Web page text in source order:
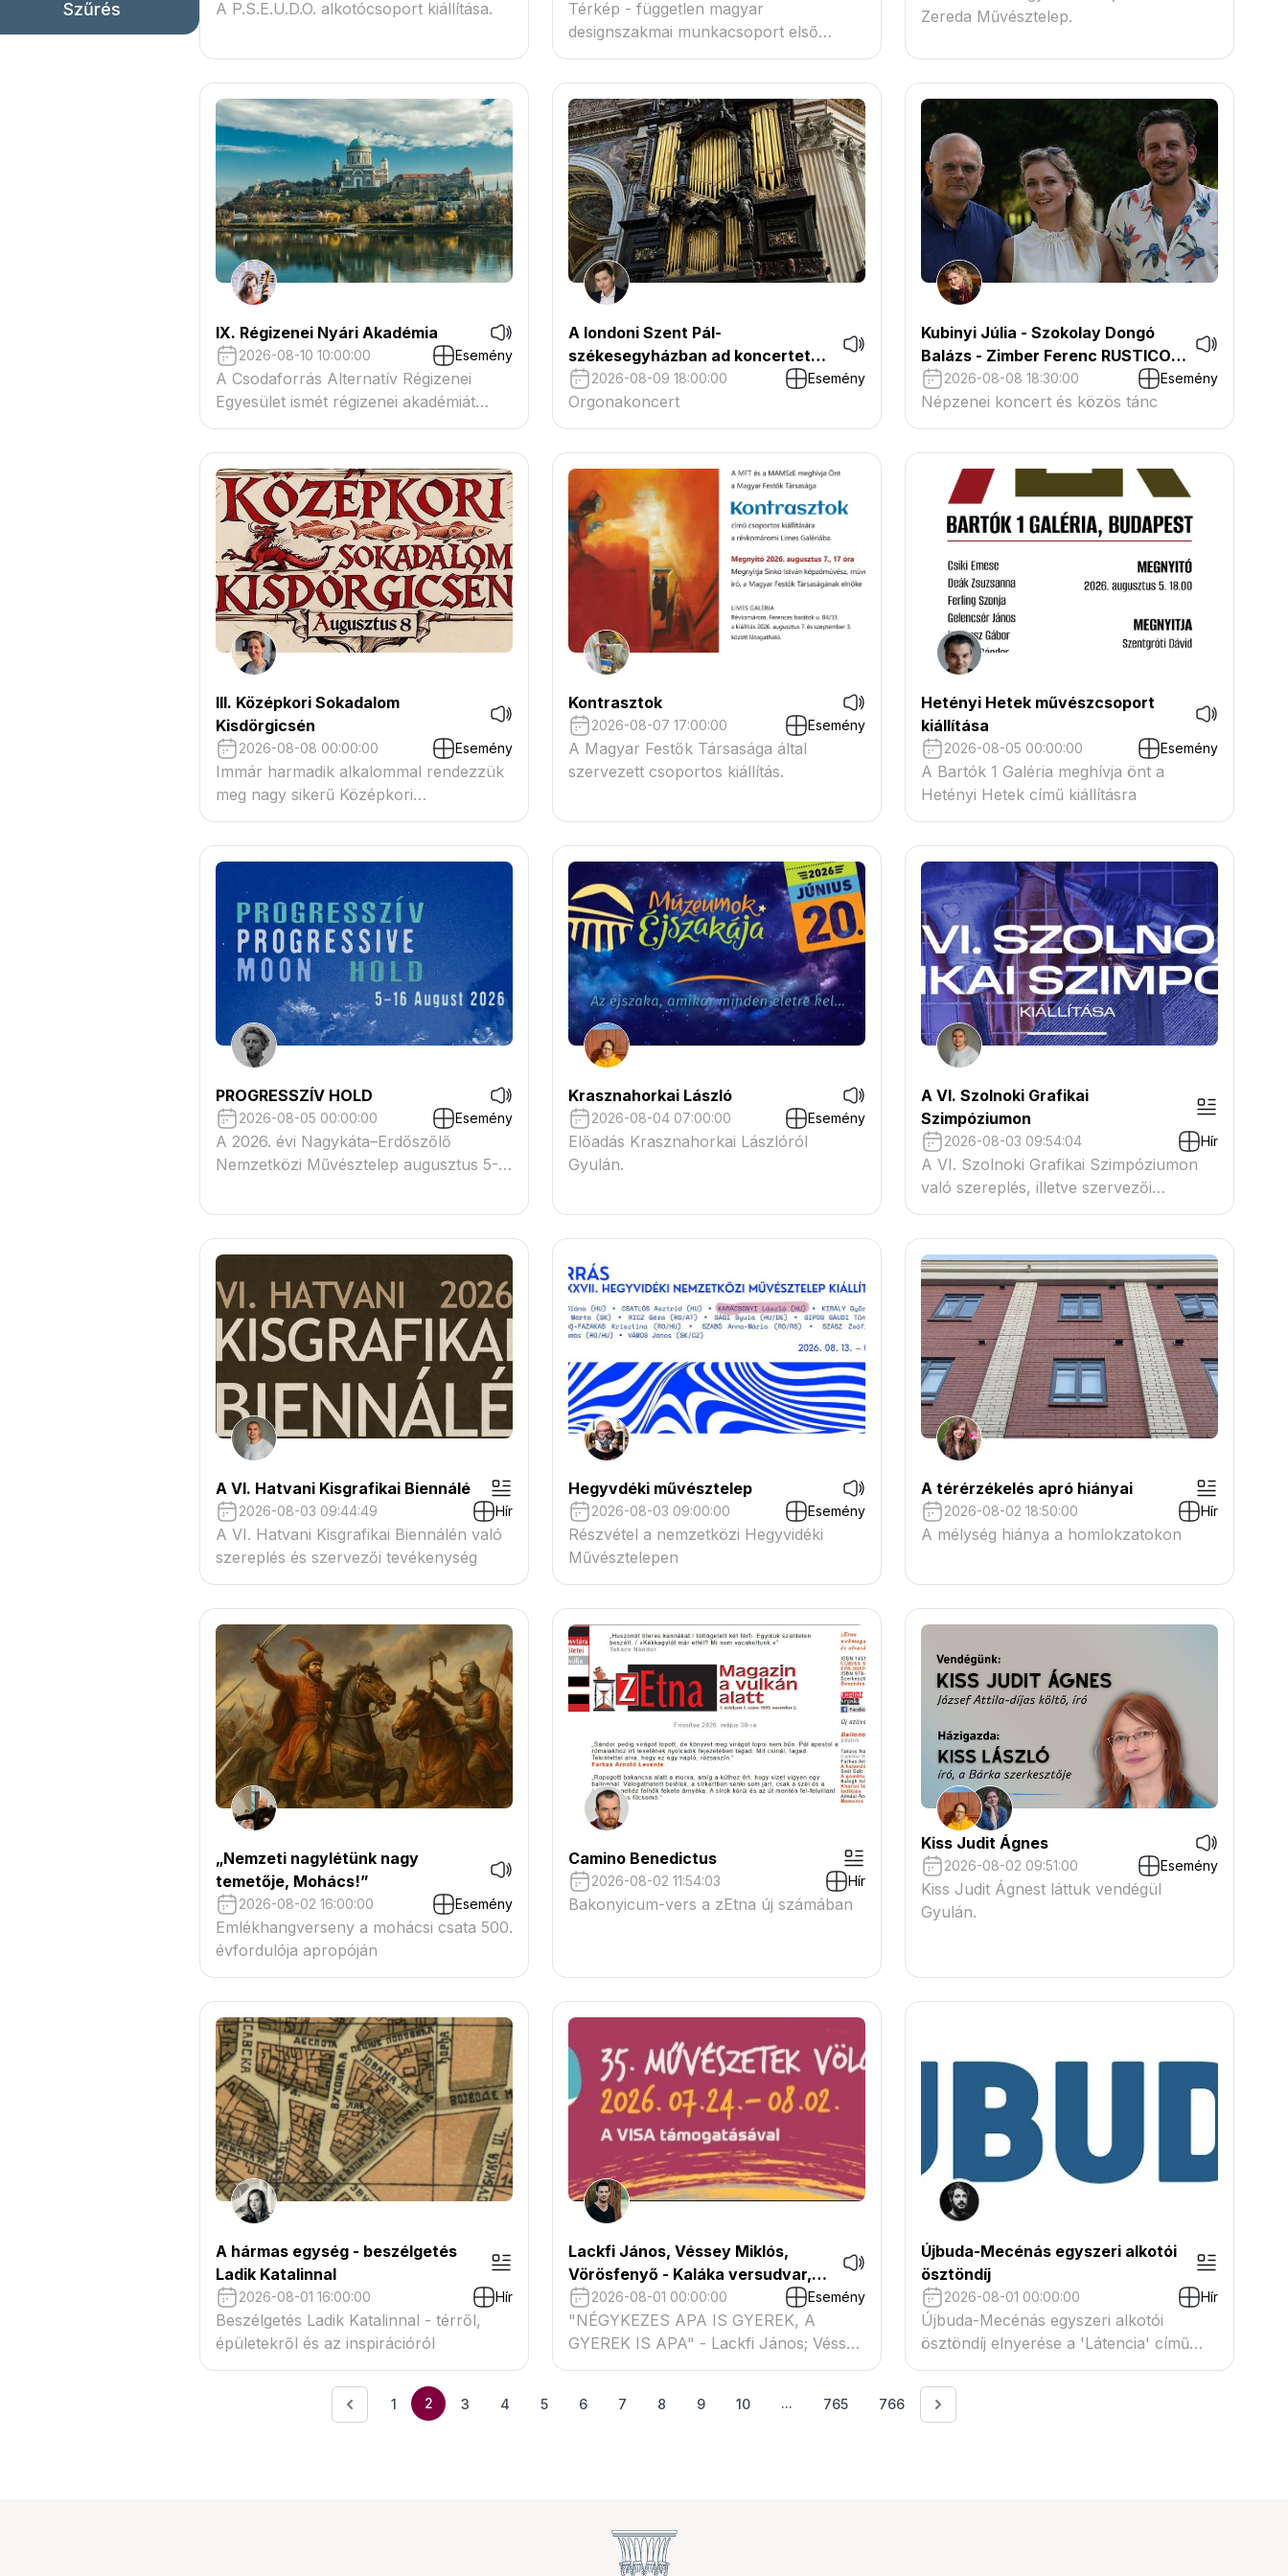
Szűrés A P.S.E.U.D.O. alkotócsoport kiállítása.
Térkép - független magyar
designszakmai munkacsoport első
rendezvénye
Zereda Művésztelep.
IX. Régizenei Nyári Akadémia
2026-08-10 10:00:00 Esemény
A Csodaforrás Alternatív Régizenei
Egyesület ismét régizenei akadémiát
szervez Esztergomban
A londoni Szent Pál-
székesegyházban ad koncertet
Tóth-Vajna Gergely
2026-08-09 18:00:00 Esemény
Orgonakoncert
Kubinyi Júlia - Szokolay Dongó
Balázs - Zimber Ferenc RUSTICO
koncertje Vöröstón
2026-08-08 18:30:00 Esemény
Népzenei koncert és közös tánc
III. Középkori Sokadalom
Kisdörgicsén
2026-08-08 00:00:00 Esemény
Immár harmadik alkalommal rendezzük
meg nagy sikerű Középkori
Sokadalmunkat Kisdörgicsén!
Kontrasztok
2026-08-07 17:00:00 Esemény
A Magyar Festők Társasága által
szervezett csoportos kiállítás.
Hetényi Hetek művészcsoport
kiállítása
2026-08-05 00:00:00 Esemény
A Bartók 1 Galéria meghívja önt a
Hetényi Hetek című kiállításra
PROGRESSZÍV HOLD
2026-08-05 00:00:00 Esemény
A 2026. évi Nagykáta–Erdőszőlő
Nemzetközi Művésztelep augusztus 5-
Krasznahorkai László
2026-08-04 07:00:00 Esemény
Előadás Krasznahorkai Lászlóról
Gyulán.
A VI. Szolnoki Grafikai
Szimpóziumon
2026-08-03 09:54:04 Hír
A VI. Szolnoki Grafikai Szimpóziumon
való szereplés, illetve szervezői
tevékenység
A VI. Hatvani Kisgrafikai Biennálé
2026-08-03 09:44:49 Hír
A VI. Hatvani Kisgrafikai Biennálén való
szereplés és szervezői tevékenység
Hegyvdéki művésztelep
2026-08-03 09:00:00 Esemény
Részvétel a nemzetközi Hegyvidéki
Művésztelepen
A térérzékelés apró hiányai
2026-08-02 18:50:00 Hír
A mélység hiánya a homlokzatokon
„Nemzeti nagylétünk nagy
temetője, Mohács!”
2026-08-02 16:00:00 Esemény
Emlékhangverseny a mohácsi csata 500.
évfordulója apropóján
Camino Benedictus
2026-08-02 11:54:03 Hír
Bakonyicum-vers a zEtna új számában
Kiss Judit Ágnes
2026-08-02 09:51:00 Esemény
Kiss Judit Ágnest láttuk vendégül
Gyulán.
A hármas egység - beszélgetés
Ladik Katalinnal
2026-08-01 16:00:00 Hír
Beszélgetés Ladik Katalinnal - térről,
épületekről és az inspirációról
Lackfi János, Véssey Miklós,
Vörösfenyő - Kaláka versudvar,
Művészetek völgye
2026-08-01 00:00:00 Esemény
"NÉGYKEZES APA IS GYEREK, A
GYEREK IS APA" - Lackfi János; Véssey
Miklós; Vörösfenyő
Újbuda-Mecénás egyszeri alkotói
ösztöndíj
2026-08-01 00:00:00 Hír
Újbuda-Mecénás egyszeri alkotói
ösztöndíj elnyerése a 'Látencia' című
fotóművészeti munkára
1 2 3 4 5 6 7 8 9 10 ... 765 766